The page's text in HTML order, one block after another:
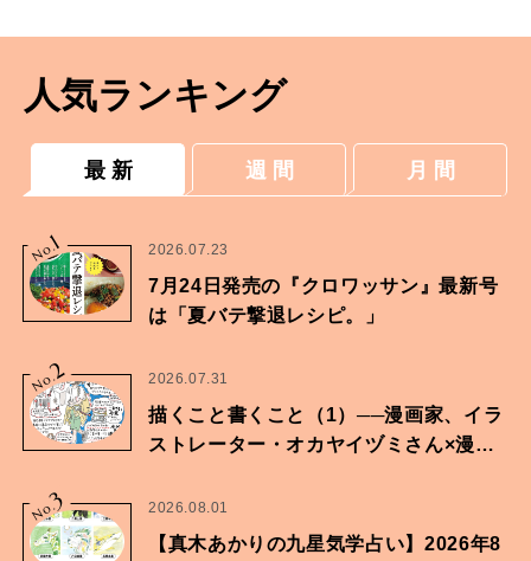
人気ランキング
最 新 週 間 月 間
No.
1 2026.07.23
7月24日発売の『クロワッサン』最新号
は「夏バテ撃退レシピ。」
No.2 2026.07.31
描くこと書くこと（1）──漫画家、イラ
ストレーター・オカヤイヅミさん×漫画
No.3 2026.08.01
【真木あかりの九星気学占い】2026年8